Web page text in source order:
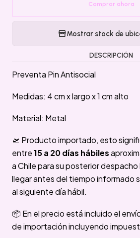
Comprar ahora
Mostrar stock de
DESCRIPCIÓN
Preventa Pin Antisocial
Medidas: 4 cm x largo x 1 cm alto
Material: Metal
🛫 Producto importado, esto
entre15 a 20 días hábiles
a Chile para su posterior
llegar antes del tiempo informado
al siguiente día hábil.
📦 En el precio está incluido el
de importación incluyendo